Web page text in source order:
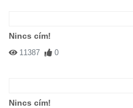
Nincs cím!
11387 0
Nincs cím!